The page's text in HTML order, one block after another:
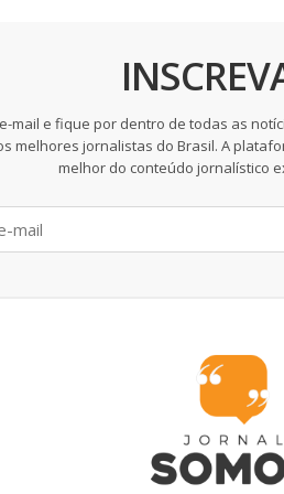
mail e fique por dentro de todas as
melhores jornalistas do Brasil. A
melhor do conteúdo jornalístico